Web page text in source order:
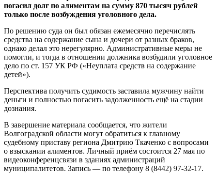
погасил долг по алиментам на сумму 870 тысяч рублей
только после возбуждения уголовного дела.
По решению суда он был обязан ежемесячно перечислять
средства на содержание сына и дочери от разных браков,
однако делал это нерегулярно. Административные меры не
помогли, и тогда в отношении должника возбудили уголовное
дело по ст. 157 УК РФ («Неуплата средств на содержание
детей»).
Перспектива получить судимость заставила мужчину найти
деньги и полностью погасить задолженность ещё на стадии
дознания.
В завершение материала сообщается, что жители
Волгоградской области могут обратиться к главному
судебному приставу региона Дмитрию Ткаченко с вопросами
о взыскании алиментов. Личный приём состоится 27 мая по
видеоконференцсвязи в зданиях администраций
муниципалитетов. Запись — по телефону 8 (8442) 97-32-17.